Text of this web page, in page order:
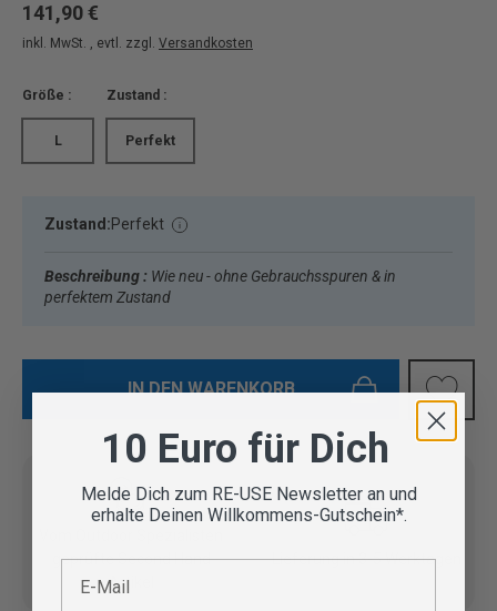
141,90 €
inkl. MwSt. , evtl. zzgl. Versandkosten
Größe :
L
Zustand :
Perfekt
Zustand:Perfekt
Beschreibung : Wie neu - ohne Gebrauchsspuren & in
perfektem Zustand
IN DEN WARENKORB
geprüfte Second Hand
Artikel
Lieferung in 3-5 Werktagen
10 Euro für Dich
Melde Dich zum RE-USE Newsletter an und
erhalte Deinen Willkommens-Gutschein*.